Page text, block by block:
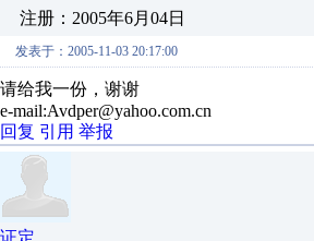
注册：2005年6月04日
发表于：2005-11-03 20:17:00
请给我一份，谢谢
e-mail:Avdper@yahoo.com.cn
回复 引用 举报
证定